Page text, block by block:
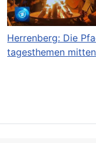
Herrenberg: Die
tagesthemen